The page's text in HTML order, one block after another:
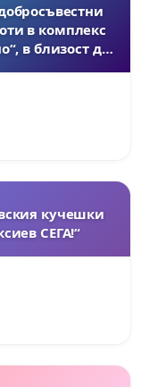
в комплекс
в близост до
кучешки
СЕГА!“